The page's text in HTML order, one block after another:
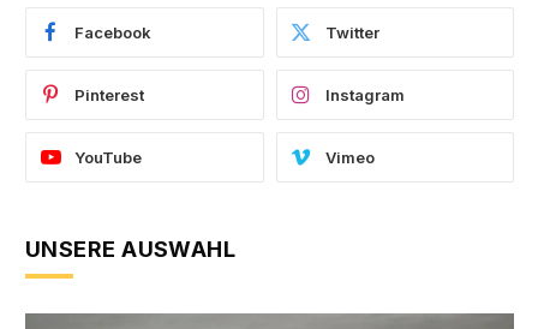
Facebook Twitter
Pinterest Instagram
YouTube Vimeo
UNSERE AUSWAHL